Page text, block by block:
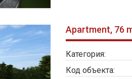
Apartment, 76
Категория:
Код объекта: